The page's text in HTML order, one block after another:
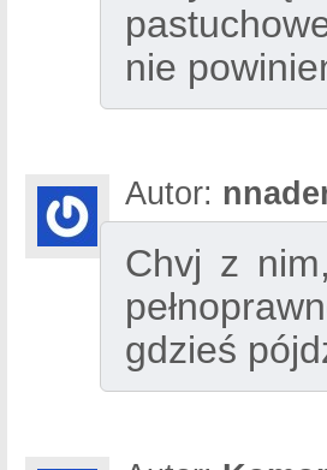
nie
Autor:
Chvj z
gdzieś